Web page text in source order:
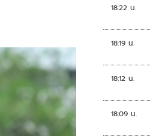
18:22 น.
18:19 น.
18:12 น.
18:09 น.